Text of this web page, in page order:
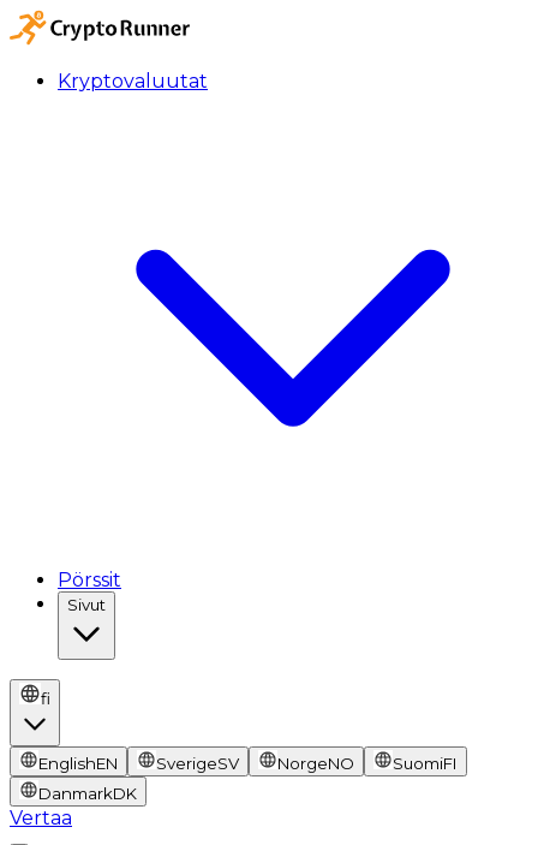
Kryptovaluutat
Pörssit
Sivut
fi
EnglishEN SverigeSV NorgeNO SuomiFI
DanmarkDK
Vertaa